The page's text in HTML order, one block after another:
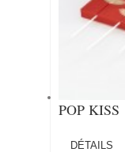
POP KISS
DÉTAILS